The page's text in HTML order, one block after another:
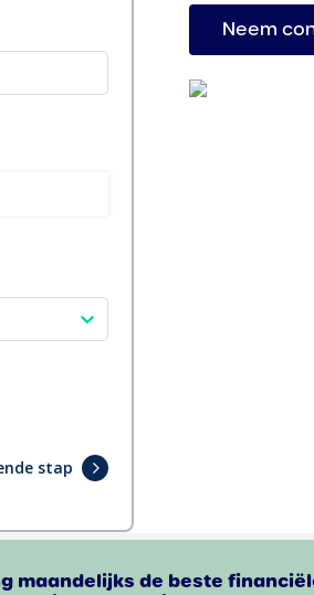
Neem
maandelijks de beste